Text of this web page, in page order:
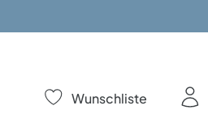
Wunschliste